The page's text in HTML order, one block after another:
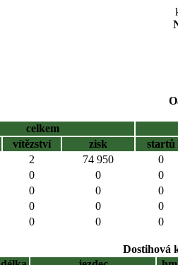
celkem
vítězství zisk
startů
2 74 950
0
0 0
0
0 0
0
0 0
0
0 0 0
Dostihová